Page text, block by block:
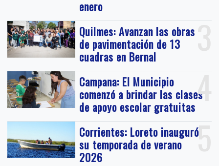
enero
3
Quilmes: Avanzan las obras
de pavimentación de 13
cuadras en Bernal
4
Campana: El Municipio
comenzó a brindar las clases
de apoyo escolar gratuitas
5
Corrientes: Loreto inauguró
su temporada de verano
2026